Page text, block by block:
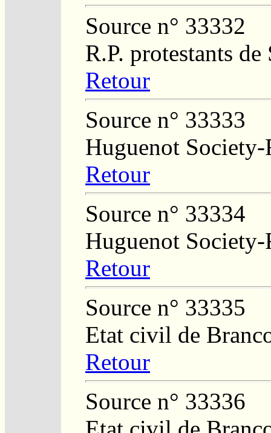
Source n° 33332
R.P. protestants
Retour
Source n° 33333
Huguenot
Retour
Source n° 33334
Huguenot
Retour
Source n° 33335
Etat civil de
Retour
Source n° 33336